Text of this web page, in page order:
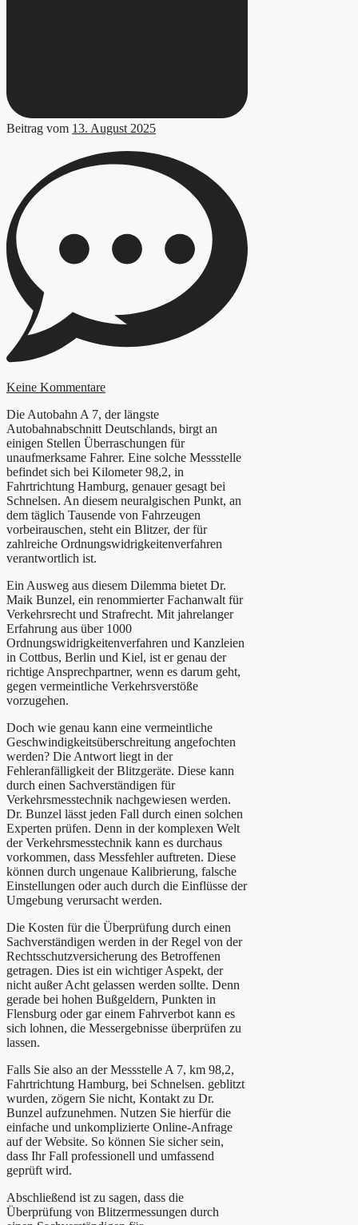
Beitrag vom 13. August 2025
Keine Kommentare
Die Autobahn A 7, der längste
Autobahnabschnitt Deutschlands, birgt an
einigen Stellen Überraschungen für
unaufmerksame Fahrer. Eine solche Messstelle
befindet sich bei Kilometer 98,2, in
Fahrtrichtung Hamburg, genauer gesagt bei
Schnelsen. An diesem neuralgischen Punkt, an
dem täglich Tausende von Fahrzeugen
vorbeirauschen, steht ein Blitzer, der für
zahlreiche Ordnungswidrigkeitenverfahren
verantwortlich ist.
Ein Ausweg aus diesem Dilemma bietet Dr.
Maik Bunzel, ein renommierter Fachanwalt für
Verkehrsrecht und Strafrecht. Mit jahrelanger
Erfahrung aus über 1000
Ordnungswidrigkeitenverfahren und Kanzleien
in Cottbus, Berlin und Kiel, ist er genau der
richtige Ansprechpartner, wenn es darum geht,
gegen vermeintliche Verkehrsverstöße
vorzugehen.
Doch wie genau kann eine vermeintliche
Geschwindigkeitsüberschreitung angefochten
werden? Die Antwort liegt in der
Fehleranfälligkeit der Blitzgeräte. Diese kann
durch einen Sachverständigen für
Verkehrsmesstechnik nachgewiesen werden.
Dr. Bunzel lässt jeden Fall durch einen solchen
Experten prüfen. Denn in der komplexen Welt
der Verkehrsmesstechnik kann es durchaus
vorkommen, dass Messfehler auftreten. Diese
können durch ungenaue Kalibrierung, falsche
Einstellungen oder auch durch die Einflüsse der
Umgebung verursacht werden.
Die Kosten für die Überprüfung durch einen
Sachverständigen werden in der Regel von der
Rechtsschutzversicherung des Betroffenen
getragen. Dies ist ein wichtiger Aspekt, der
nicht außer Acht gelassen werden sollte. Denn
gerade bei hohen Bußgeldern, Punkten in
Flensburg oder gar einem Fahrverbot kann es
sich lohnen, die Messergebnisse überprüfen zu
lassen.
Falls Sie also an der Messstelle A 7, km 98,2,
Fahrtrichtung Hamburg, bei Schnelsen. geblitzt
wurden, zögern Sie nicht, Kontakt zu Dr.
Bunzel aufzunehmen. Nutzen Sie hierfür die
einfache und unkomplizierte Online-Anfrage
auf der Website. So können Sie sicher sein,
dass Ihr Fall professionell und umfassend
geprüft wird.
Abschließend ist zu sagen, dass die
Überprüfung von Blitzermessungen durch